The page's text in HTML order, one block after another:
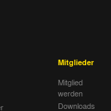
Mitglieder
Mitglied
werden
Downloads